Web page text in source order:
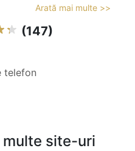
Arată mai multe >>
(147)
telefon
multe site-uri